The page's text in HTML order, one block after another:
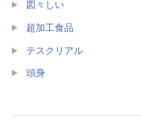
図々しい
超加工食品
テスクリアル
頭身